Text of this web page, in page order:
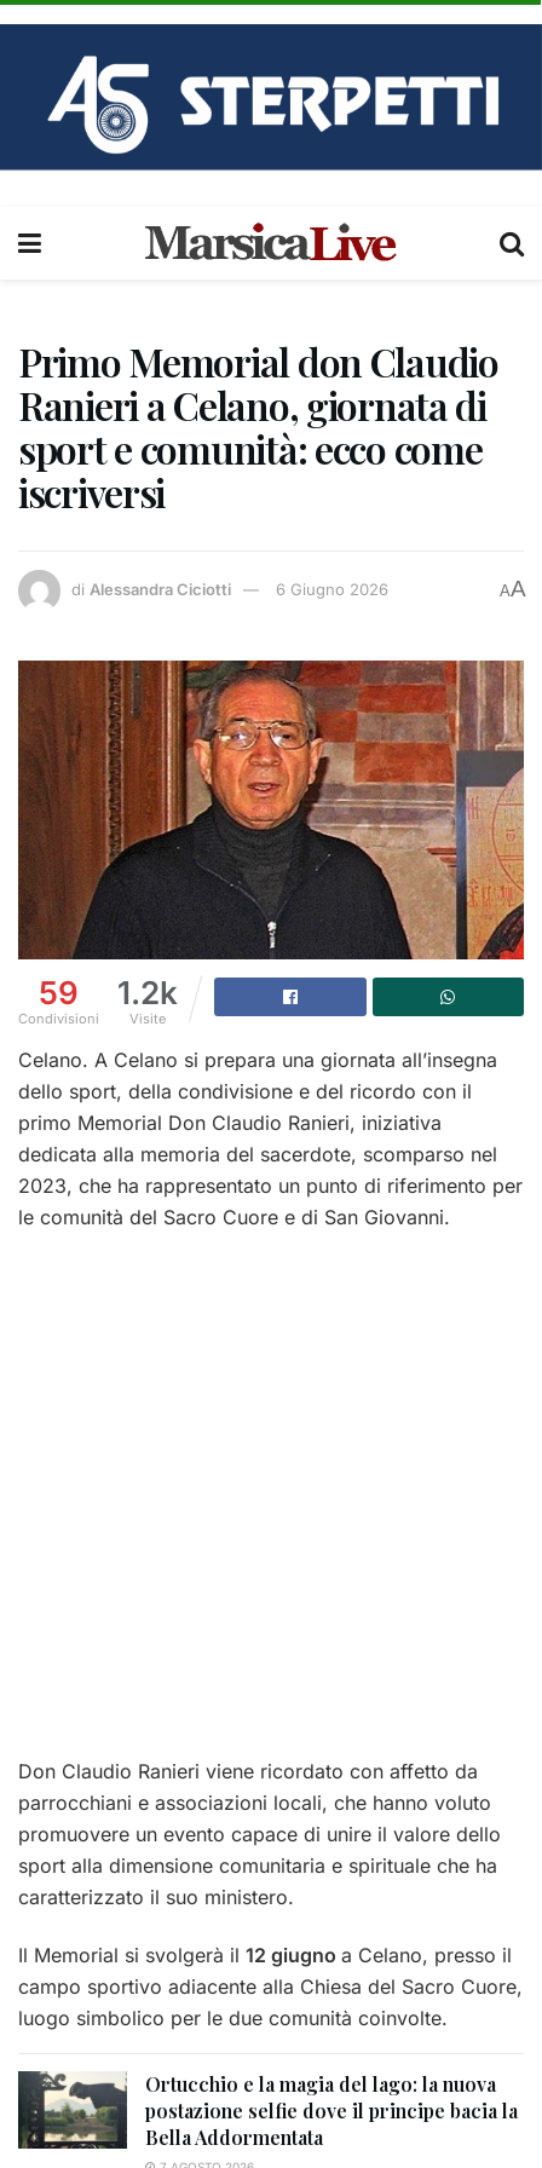
Primo Memorial don Claudio
Ranieri a Celano, giornata di
sport e comunità: ecco come
iscriversi
di Alessandra Ciciotti 6 Giugno 2026 AA
59
Condivisioni
1.2k
Visite
Celano. A Celano si prepara una giornata all’insegna
dello sport, della condivisione e del ricordo con il
primo Memorial Don Claudio Ranieri, iniziativa
dedicata alla memoria del sacerdote, scomparso nel
2023, che ha rappresentato un punto di riferimento per
le comunità del Sacro Cuore e di San Giovanni.
Don Claudio Ranieri viene ricordato con affetto da
parrocchiani e associazioni locali, che hanno voluto
promuovere un evento capace di unire il valore dello
sport alla dimensione comunitaria e spirituale che ha
caratterizzato il suo ministero.
Il Memorial si svolgerà il 12 giugno a Celano, presso il
campo sportivo adiacente alla Chiesa del Sacro Cuore,
luogo simbolico per le due comunità coinvolte.
Ortucchio e la magia del lago: la nuova
postazione selfie dove il principe bacia la
Bella Addormentata